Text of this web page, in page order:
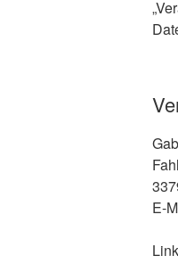
E-